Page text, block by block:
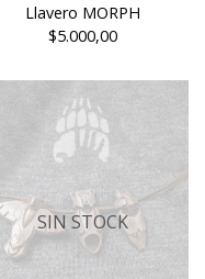
Llavero MORPH
$5.000,00
SIN STOCK